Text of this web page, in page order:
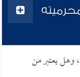
وهل يعتبر من